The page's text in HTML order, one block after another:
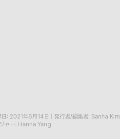
日: 2021年6月14日
発行者/編集者: Sanha Kim
ャー: Hanna Yang